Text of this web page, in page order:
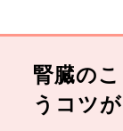
腎臓の
うコツ